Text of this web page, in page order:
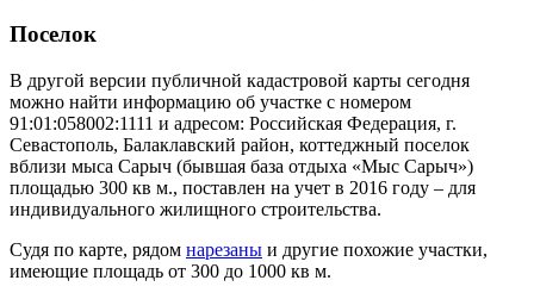
Поселок
В другой версии публичной кадастровой карты сегодня
можно найти информацию об участке с номером
91:01:058002:1111 и адресом: Российская Федерация, г.
Севастополь, Балаклавский район, коттеджный поселок
вблизи мыса Сарыч (бывшая база отдыха «Мыс Сарыч»)
площадью 300 кв м., поставлен на учет в 2016 году – для
индивидуального жилищного строительства.
Судя по карте, рядом нарезаны и другие похожие участки,
имеющие площадь от 300 до 1000 кв м.